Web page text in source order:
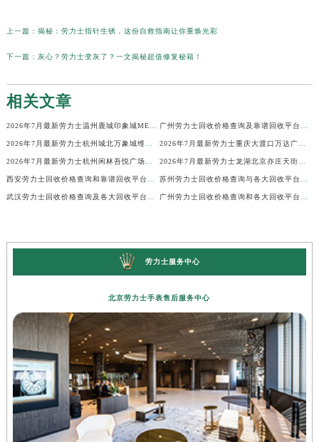
上一篇： 揭秘：劳力士指针生锈，这份自救指南让你重焕光彩
下一篇： 灰心？劳力士变灰了？一文揭秘超值修复秘籍！
相关文章
劳力士服务中心
北京劳力士手表售后服务中心